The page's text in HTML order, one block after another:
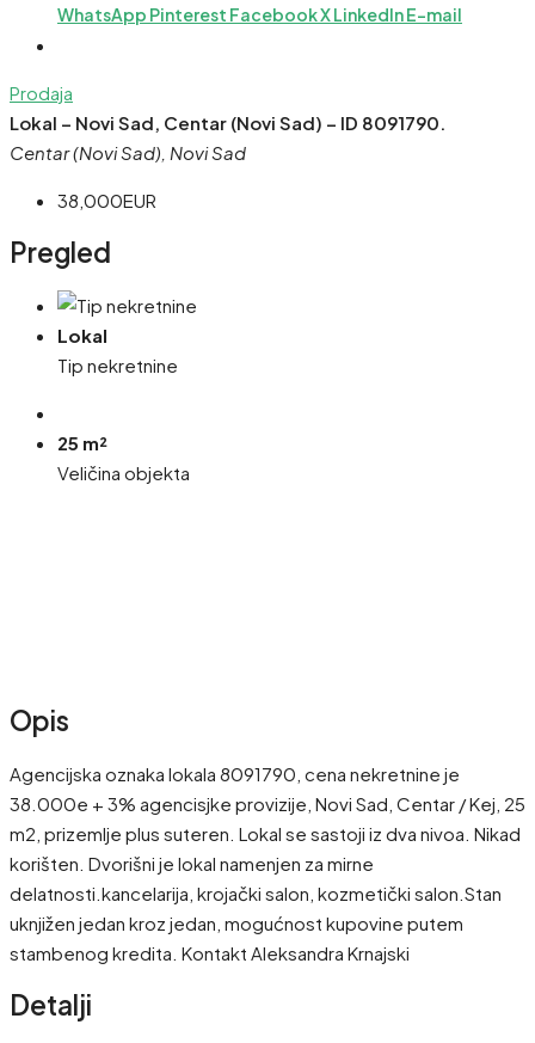
WhatsApp Pinterest FacebookXLinkedInE-mail
Prodaja
Lokal – Novi Sad, Centar (Novi Sad) – ID 8091790.
Centar (Novi Sad), Novi Sad
38,000EUR
Pregled
Lokal
Tip nekretnine
25 m²
Veličina objekta
Opis
Agencijska oznaka lokala 8091790, cena nekretnine je
38.000e + 3% agencisjke provizije, Novi Sad, Centar / Kej, 25
m2, prizemlje plus suteren. Lokal se sastoji iz dva nivoa. Nikad
korišten. Dvorišni je lokal namenjen za mirne
delatnosti.kancelarija, krojački salon, kozmetički salon.Stan
uknjižen jedan kroz jedan, mogućnost kupovine putem
stambenog kredita. Kontakt Aleksandra Krnajski
Detalji